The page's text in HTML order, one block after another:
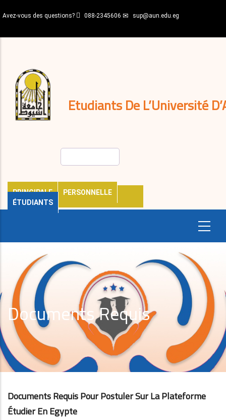
au
principal
Avez-vous des questions? 088-2345606 sup@aun.edu.eg
Etudiants De L’Université
PRINCIPALE
PERSONNELLE
ÉTUDIANTS
décisions
Expatriés
Journal
Documents Requis
Documents Requis Pour Postuler Sur La Plateforme
Étudier En Egypte